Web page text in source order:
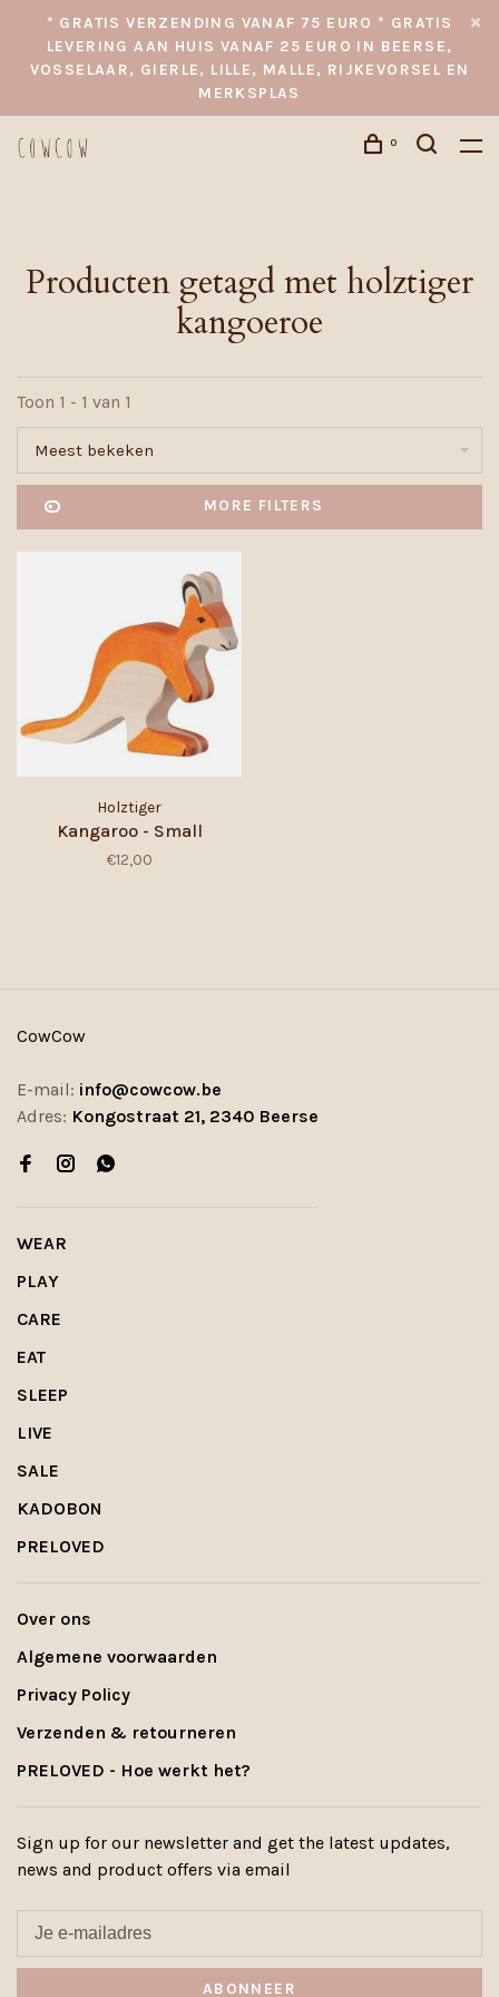
* GRATIS VERZENDING VANAF 75 EURO * GRATIS
LEVERING AAN HUIS VANAF 25 EURO IN BEERSE,
VOSSELAAR, GIERLE, LILLE, MALLE, RIJKEVORSEL EN
MERKSPLAS
0
Producten getagd met holztiger
kangoeroe
Toon 1 - 1 van 1
Meest bekeken
MORE FILTERS
Holztiger
Kangaroo - Small
€12,00
CowCow
E-mail: info@cowcow.be
Adres: Kongostraat 21, 2340 Beerse
WEAR
PLAY
CARE
EAT
SLEEP
LIVE
SALE
KADOBON
PRELOVED
Over ons
Algemene voorwaarden
Privacy Policy
Verzenden & retourneren
PRELOVED - Hoe werkt het?
Sign up for our newsletter and get the latest updates,
news and product offers via email
ABONNEER